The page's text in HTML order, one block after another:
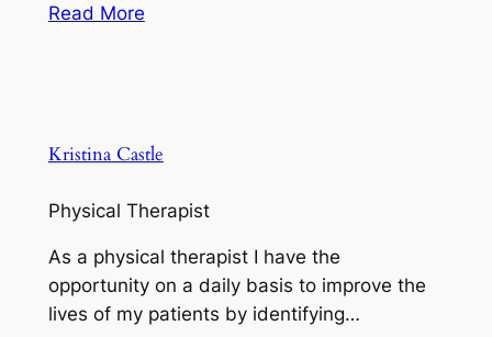
Read More
Kristina Castle
Physical Therapist
As a physical therapist I have the
opportunity on a daily basis to improve the
lives of my patients by identifying…